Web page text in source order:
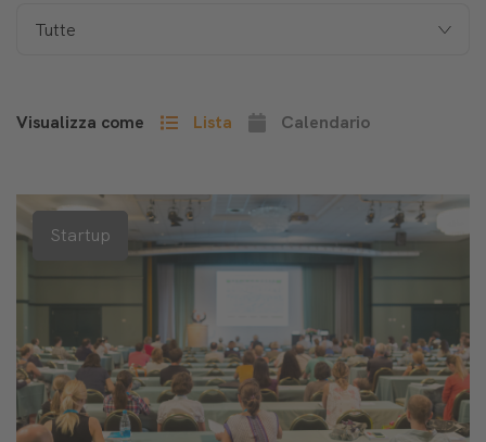
Visualizza come Lista Calendario
Startup